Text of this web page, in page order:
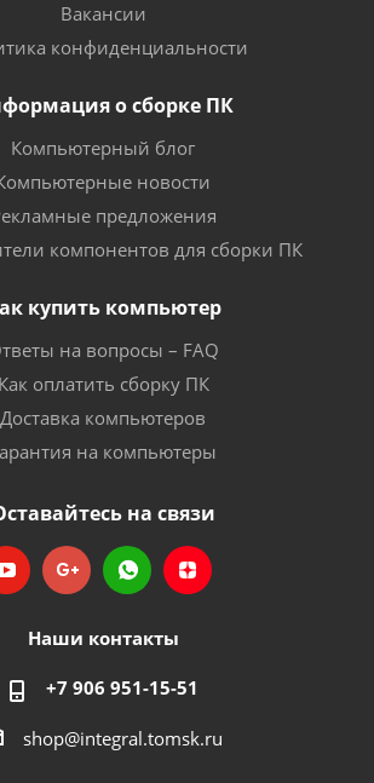
Вакансии
конфиденциальности
о сборке ПК
Компьютерный блог
новости
предложения
компонентов для сборки ПК
купить компьютер
на вопросы – FAQ
Как оплатить сборку ПК
Доставка компьютеров
на компьютеры
на связи
Наши контакты
+7 906 951-15-51
shop@integral.tomsk.ru